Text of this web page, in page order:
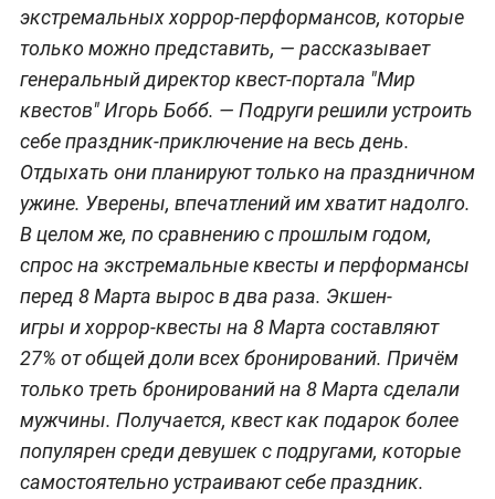
экстремальных хоррор-перформансов, которые
только можно представить, — рассказывает
генеральный директор квест-портала "Мир
квестов" Игорь Бобб. — Подруги решили устроить
себе праздник-приключение на весь день.
Отдыхать они планируют только на праздничном
ужине. Уверены, впечатлений им хватит надолго.
В целом же, по сравнению с прошлым годом,
спрос на экстремальные квесты и перформансы
перед 8 Марта вырос в два раза. Экшен-
игры и хоррор-квесты на 8 Марта составляют
27% от общей доли всех бронирований. Причём
только треть бронирований на 8 Марта сделали
мужчины. Получается, квест как подарок более
популярен среди девушек с подругами, которые
самостоятельно устраивают себе праздник.